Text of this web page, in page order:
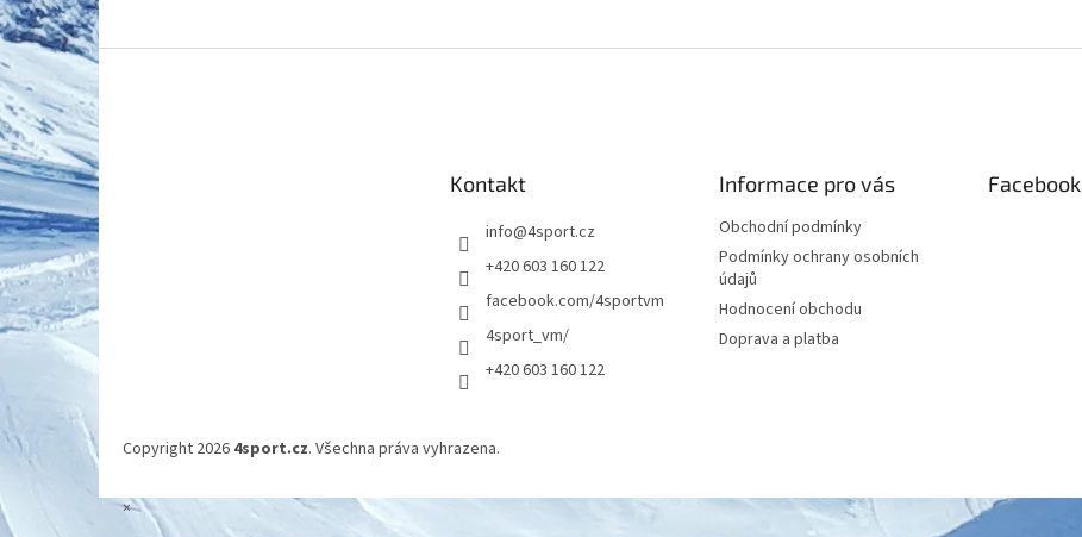
Z
á
p
a
t
í
Kontakt
info@4sport.cz
+420 603 160 122
facebook.com/4sportvm
4sport_vm/
+420 603 160 122
Informace pro vás
Obchodní podmínky
Podmínky ochrany osobních
údajů
Hodnocení obchodu
Doprava a platba
Facebook
Copyright 2026 4sport.cz. Všechna práva vyhrazena.
×